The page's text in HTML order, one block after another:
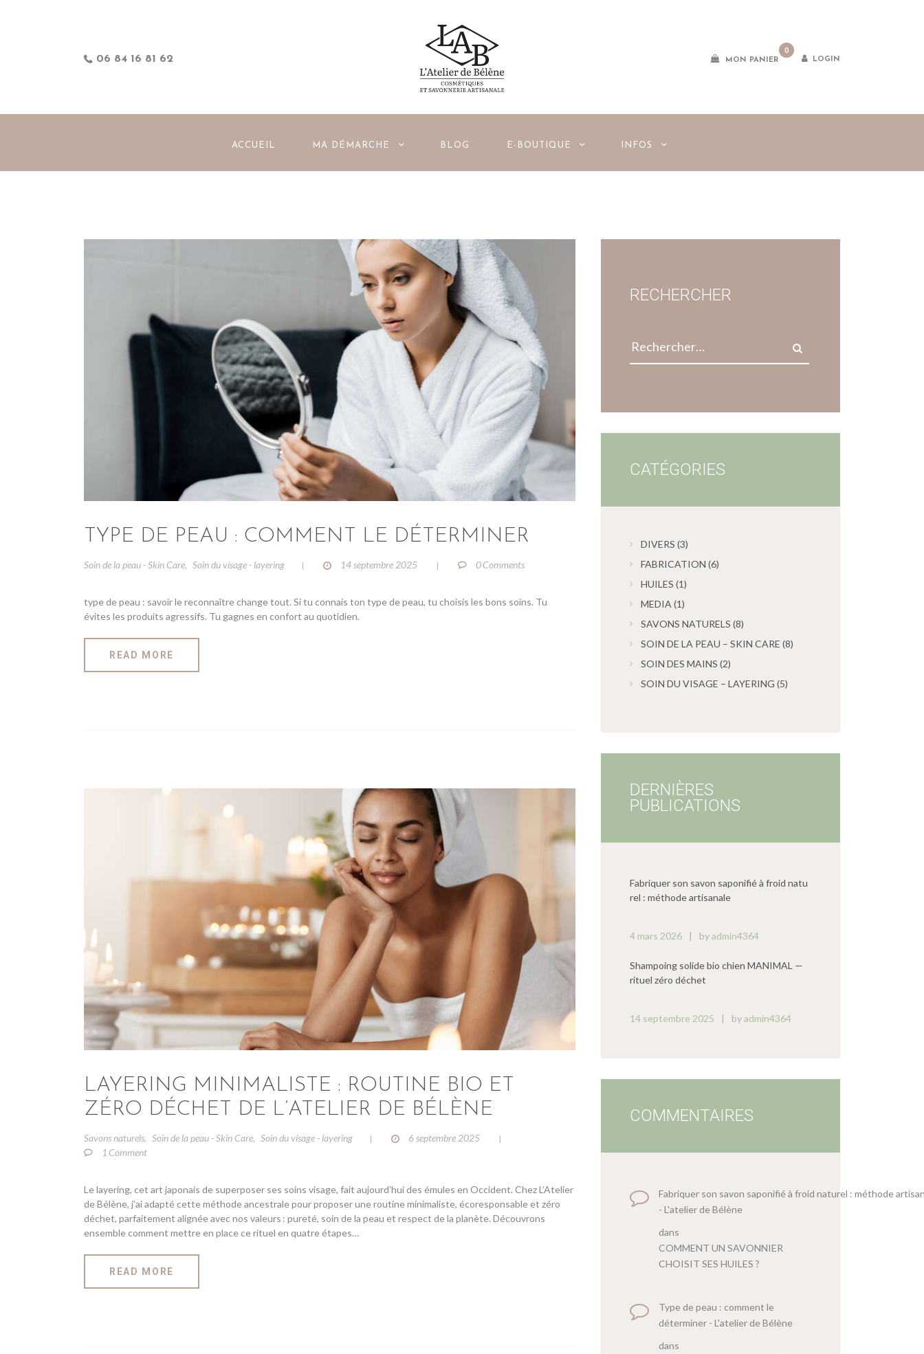
06 84 16 81 62 MON PANIER
0
LOGIN
ACCUEIL MA DÉMARCHE BLOG E-BOUTIQUE INFOS
MA DÉMARCHE
E-BOUTIQUE
PAGES DE LA BOUTIQUE
CATEGORIES
PRODUITS RÉCENTS
TYPE DE PEAU : COMMENT LE DÉTERMINER
Soin de la peau - Skin Care, Soin du visage - layering 14 septembre 2025 0 Comments
type de peau : savoir le reconnaître change tout. Si tu connais ton type de peau, tu choisis les bons soins. Tu
évites les produits agressifs. Tu gagnes en confort au quotidien.
READ MORE
LAYERING MINIMALISTE : ROUTINE BIO ET
ZÉRO DÉCHET DE L’ATELIER DE BÉLÈNE
Savons naturels, Soin de la peau - Skin Care, Soin du visage - layering
6 septembre 2025
1 Comment
Le layering, cet art japonais de superposer ses soins visage, fait aujourd’hui des émules en Occident. Chez L’Atelier
de Bélène, j’ai adapté cette méthode ancestrale pour proposer une routine minimaliste, écoresponsable et zéro
déchet, parfaitement alignée avec nos valeurs : pureté, soin de la peau et respect de la planète. Découvrons
ensemble comment mettre en place ce rituel en quatre étapes…
READ MORE
RECHERCHER
Rechercher :
CATÉGORIES
DIVERS (3)
FABRICATION (6)
HUILES (1)
MEDIA (1)
SAVONS NATURELS (8)
SOIN DE LA PEAU – SKIN CARE (8)
SOIN DES MAINS (2)
SOIN DU VISAGE – LAYERING (5)
DERNIÈRES
PUBLICATIONS
Fabriquer son savon saponifié à froid natu
rel : méthode artisanale
4 mars 2026 byadmin4364
Shampoing solide bio chien MANIMAL —
rituel zéro déchet
14 septembre 2025 byadmin4364
COMMENTAIRES
Fabriquer son savon saponifié à froid naturel : méthode
- L'atelier de Bélène
dans
COMMENT UN SAVONNIER
CHOISIT SES HUILES ?
Type de peau : comment le
déterminer - L'atelier de Bélène
dans